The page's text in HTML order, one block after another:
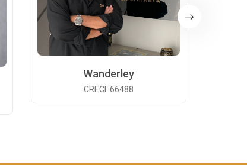
Wanderley
CRECI: 66488